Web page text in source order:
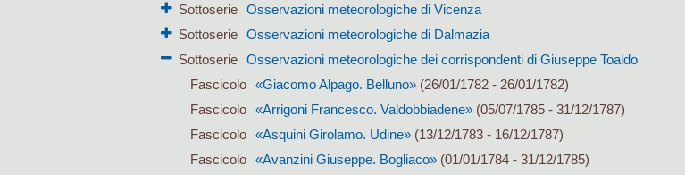
Sottoserie
Osservazioni meteorologiche di Vicenza
Sottoserie
Osservazioni meteorologiche di Dalmazia
Sottoserie
Osservazioni meteorologiche dei corrispondenti di Giuseppe Toaldo
Fascicolo «Giacomo Alpago. Belluno»(26/01/1782 - 26/01/1782)
Fascicolo «Arrigoni Francesco. Valdobbiadene»(05/07/1785 - 31/12/1787)
Fascicolo «Asquini Girolamo. Udine»(13/12/1783 - 16/12/1787)
Fascicolo «Avanzini Giuseppe. Bogliaco»(01/01/1784 - 31/12/1785)